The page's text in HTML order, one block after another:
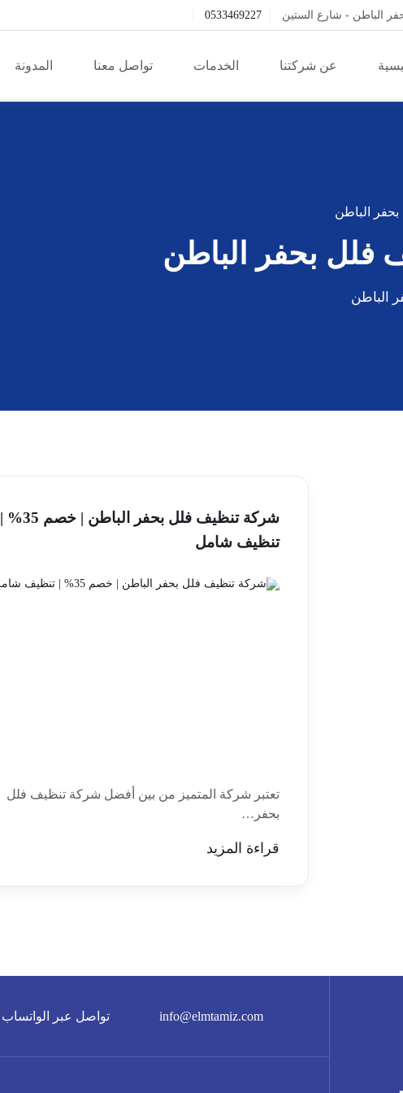
الباطن - شارع الستين 0533469227
عن شركتنا الخدمات تواصل معنا المدونة
الباطن
بحفر الباطن
الباطن
شركة تنظيف فلل بحفر الباطن | خصم 35% |
تنظيف شامل
تعتبر شركة المتميز من بين أفضل شركة تنظيف فلل
بحفر…
قراءة المزيد
info@elmtamiz.com تواصل عبر الواتساب